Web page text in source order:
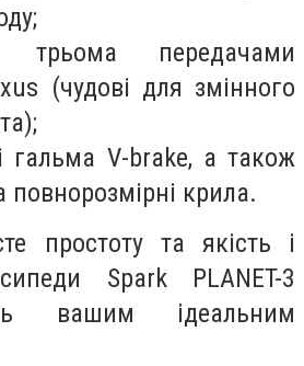
трьома передачами
(чудові для змінного
гальма V-brake, а також
повнорозмірні крила.
простоту та якість і
Spark PLANET-3
вашим ідеальним